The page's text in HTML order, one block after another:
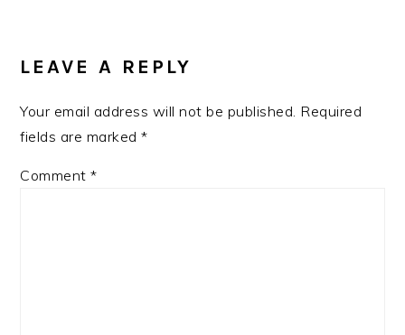
INTERACTIONS
LEAVE A REPLY
Your email address will not be published. Required
fields are marked*
Comment*